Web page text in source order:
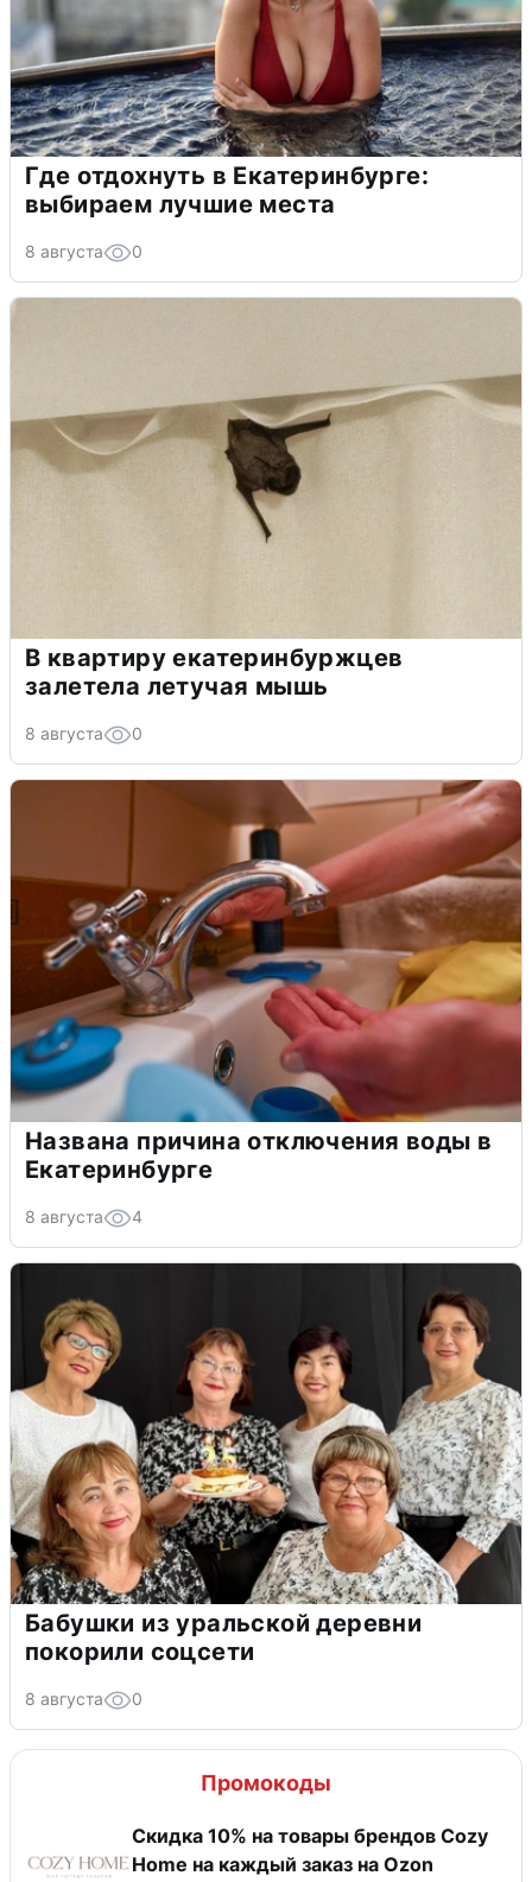
Где отдохнуть в Екатеринбурге:
выбираем лучшие места
8 августа 0
В квартиру екатеринбуржцев
залетела летучая мышь
8 августа 0
Названа причина отключения воды в
Екатеринбурге
8 августа 4
Бабушки из уральской деревни
покорили соцсети
8 августа 0
Промокоды
Скидка 10% на товары брендов Cozy
Home на каждый заказ на Оzon